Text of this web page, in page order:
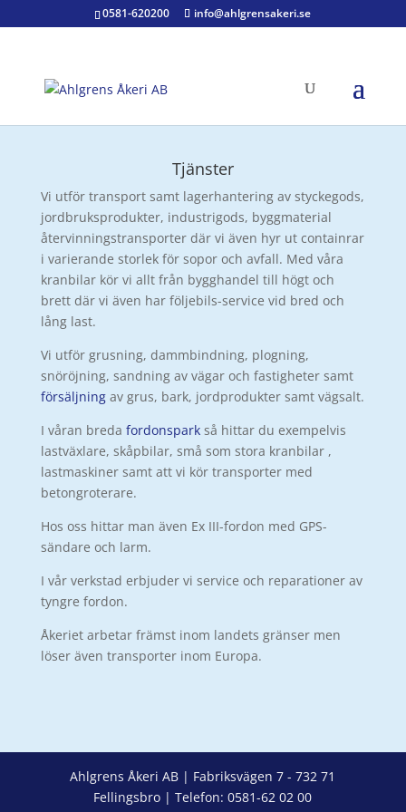
0581-620200 info@ahlgrensakeri.se
Tjänster
Vi utför transport samt lagerhantering av styckegods,
jordbruksprodukter, industrigods, byggmaterial
återvinningstransporter där vi även hyr ut containrar
i varierande storlek för sopor och avfall. Med våra
kranbilar kör vi allt från bygghandel till högt och
brett där vi även har följebils-service vid bred och
lång last.
Vi utför grusning, dammbindning, plogning,
snöröjning, sandning av vägar och fastigheter samt
försäljningav grus, bark, jordprodukter samt vägsalt.
I våran breda fordonsparkså hittar du exempelvis
lastväxlare, skåpbilar, små som stora kranbilar ,
lastmaskiner samt att vi kör transporter med
betongroterare.
Hos oss hittar man även Ex III-fordon med GPS-
sändare och larm.
I vår verkstad erbjuder vi service och reparationer av
tyngre fordon.
Åkeriet arbetar främst inom landets gränser men
löser även transporter inom Europa.
Ahlgrens Åkeri AB | Fabriksvägen 7 - 732 71
Fellingsbro | Telefon: 0581-62 02 00